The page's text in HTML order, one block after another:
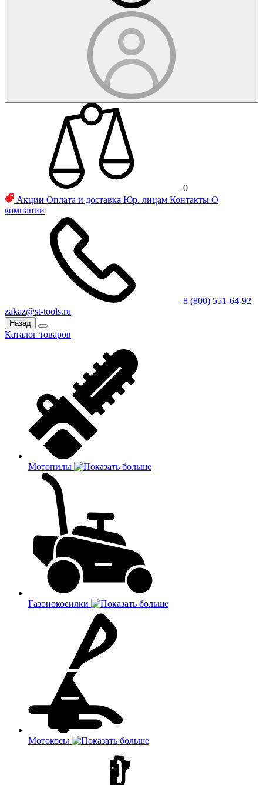
0
Акции Оплата и доставка Юр. лицам Контакты О
компании
8 (800) 551-64-92
zakaz@st-tools.ru
Назад
Каталог товаров
Мотопилы
Газонокосилки
Мотокосы